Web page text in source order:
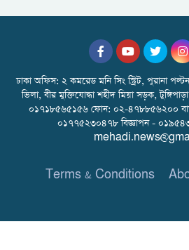
ঢাকা অফিস: ২ কমরেড মনি সিং স্ট্রিট, পুরানা
ভিলা, বীর মুক্তিযোদ্ধা শহীদ মিয়া সড়ক,
০১৭১৮৫৬৫১৫৬ ফোন: ০২-৪৭৮৮৫৬২০০
০১৭৭৫২৩০৪৭৮ বিজ্ঞাপন -
Terms & Conditions